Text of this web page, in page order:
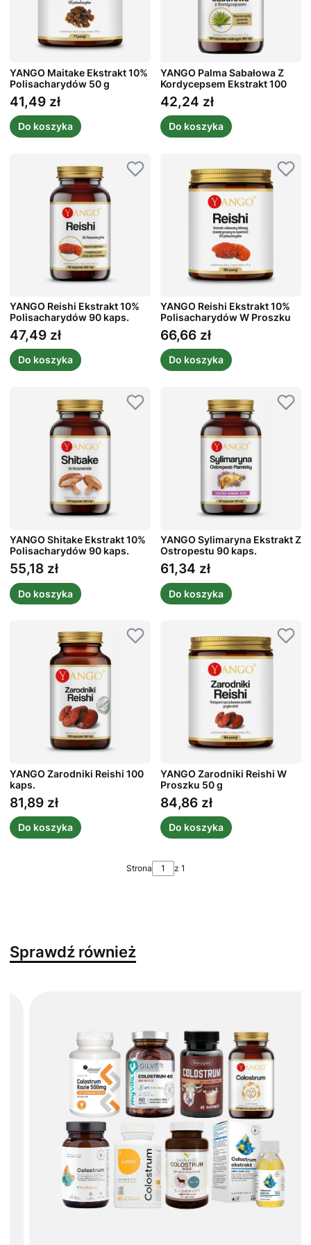
YANGO Maitake Ekstrakt 10%
Polisacharydów 50 g
Cena
41,49 zł
Do koszyka
YANGO Palma Sabałowa Z
Kordycepsem Ekstrakt 100
kaps.
Cena
42,24 zł
Do koszyka
YANGO Reishi Ekstrakt 10%
Polisacharydów 90 kaps.
Cena
47,49 zł
Do koszyka
YANGO Reishi Ekstrakt 10%
Polisacharydów W Proszku
50 g
Cena
66,66 zł
Do koszyka
YANGO Shitake Ekstrakt 10%
Polisacharydów 90 kaps.
Cena
55,18 zł
Do koszyka
YANGO Sylimaryna Ekstrakt Z
Ostropestu 90 kaps.
Cena
61,34 zł
Do koszyka
YANGO Zarodniki Reishi 100
kaps.
Cena
81,89 zł
Do koszyka
YANGO Zarodniki Reishi W
Proszku 50 g
Cena
84,86 zł
Do koszyka
Strona z 1
Sprawdź również